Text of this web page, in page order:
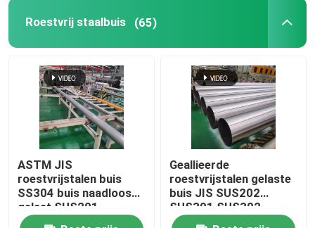
Roestvrij staalbuis (65)
ASTM JIS
roestvrijstalen buis
SS304 buis naadloos
gelast SUS201
SUS304L TP316
Geallieerde
roestvrijstalen gelaste
buis JIS SUS202
SUS301 SUS302
SCH40 naadloos helder